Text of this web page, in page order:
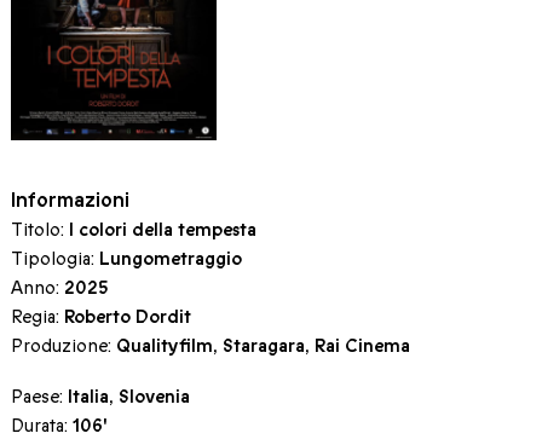
Informazioni
Titolo: I colori della tempesta
Tipologia: Lungometraggio
Anno: 2025
Regia: Roberto Dordit
Produzione: Qualityfilm, Staragara, Rai Cinema
Paese: Italia, Slovenia
Durata: 106'